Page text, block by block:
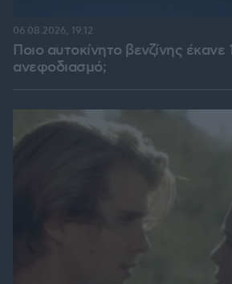
Ποιο αυτοκίνητο βενζίνης
ανεφοδιασμό;
06.08.2026, 19:12